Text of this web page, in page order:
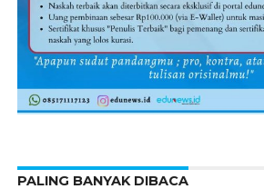
PALING BANYAK DIBACA